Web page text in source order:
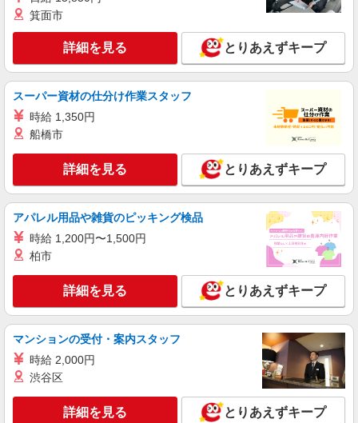
箕面市
詳細を見る とりあえずキープ
スーパー資材の仕分け作業スタッフ
時給 1,350円
船橋市
詳細を見る とりあえずキープ
アパレル用品や雑貨のピッキング検品
時給 1,200円〜1,500円
柏市
詳細を見る とりあえずキープ
マンションの受付・案内スタッフ
時給 2,000円
渋谷区
詳細を見る とりあえずキープ